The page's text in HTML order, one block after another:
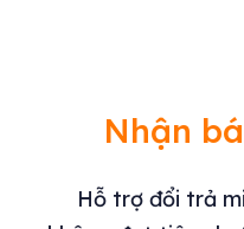
Nhận
Hỗ trợ đổi trả